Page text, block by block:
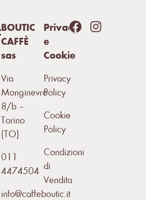
BOUTIC
CAFFÈ
sas
Via
Monginevro
8/b –
Torino
(TO)
011
4474504
info@caffeboutic.it
Privacy
e
Cookie
Privacy
Policy
Cookie
Policy
Condizioni
di
Vendita